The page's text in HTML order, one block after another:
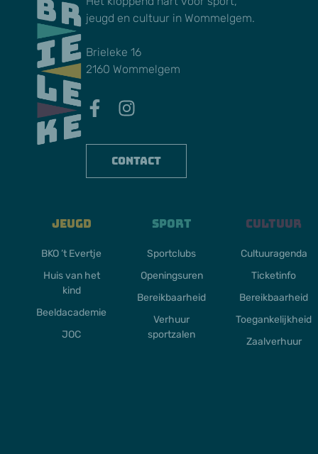
jeugd en cultuur in Wommelgem.
Brieleke 16
2160 Wommelgem
Contact
Jeugd
BKO ’t Evertje
Huis van het
kind
Beeldacademie
JOC
Sport
Sportclubs
Openingsuren
Bereikbaarheid
Verhuur
sportzalen
Cultuur
Cultuuragenda
Ticketinfo
Bereikbaarheid
Toegankelijkheid
Zaalverhuur